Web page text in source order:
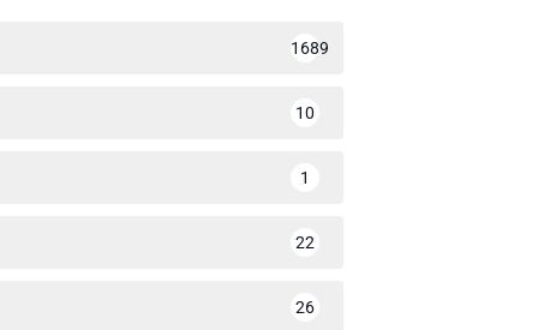
1689
10
1
22
26